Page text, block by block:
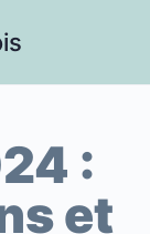
:
et